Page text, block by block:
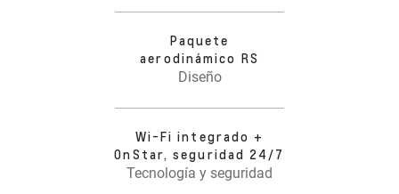
Paquete
aerodinámico RS
Diseño
Wi-Fi integrado +
OnStar, seguridad 24/7
Tecnología y seguridad